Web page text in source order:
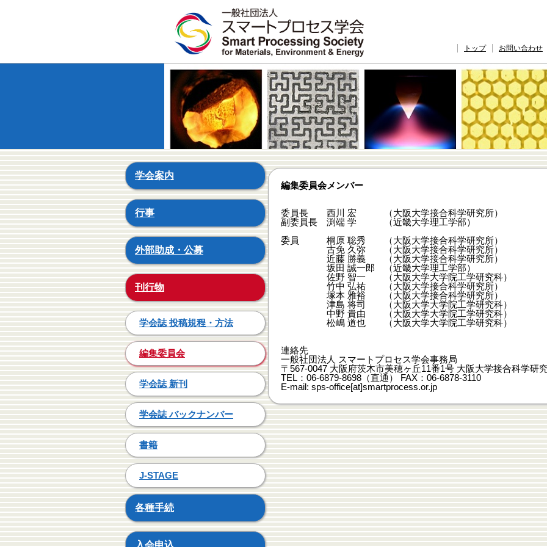
トップ お問い合わせ
学会案内
行事
外部助成・公募
刊行物
学会誌 投稿規程・方法
編集委員会
学会誌 新刊
学会誌 バックナンバー
書籍
J-STAGE
各種手続
入会申込
編集委員会メンバー
委員長 西川 宏 （大阪大学接合科学研究所）
副委員長 渕端 学 （近畿大学理工学部）
委員 桐原 聡秀 （大阪大学接合科学研究所）
古免 久弥 （大阪大学接合科学研究所）
近藤 勝義 （大阪大学接合科学研究所）
坂田 誠一郎 （近畿大学理工学部）
佐野 智一 （大阪大学大学院工学研究科）
竹中 弘祐 （大阪大学接合科学研究所）
塚本 雅裕 （大阪大学接合科学研究所）
津島 将司 （大阪大学大学院工学研究科）
中野 貴由 （大阪大学大学院工学研究科）
松嶋 道也 （大阪大学大学院工学研究科）
連絡先
一般社団法人 スマートプロセス学会事務局
〒567-0047 大阪府茨木市美穂ヶ丘11番1号 大阪大学接合科学研
TEL：06-6879-8698（直通） FAX：06-6878-3110
E-mail: sps-office[at]smartprocess.or.jp